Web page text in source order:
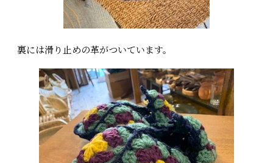
裏には滑り止めの革がついています。